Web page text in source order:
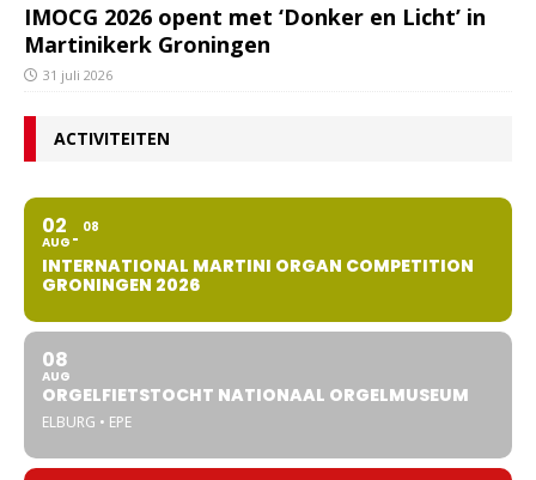
IMOCG 2026 opent met ‘Donker en Licht’ in
Martinikerk Groningen
31 juli 2026
ACTIVITEITEN
02
AUG
08
INTERNATIONAL MARTINI ORGAN COMPETITION
GRONINGEN 2026
08
AUG
ORGELFIETSTOCHT NATIONAAL ORGELMUSEUM
ELBURG • EPE